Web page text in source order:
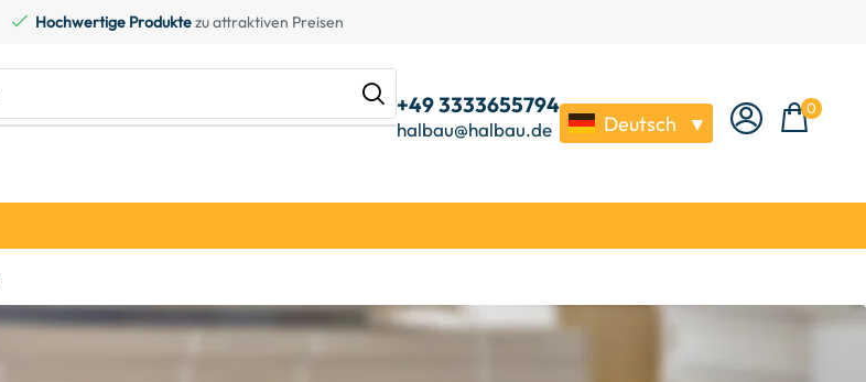
Hochwertige Produktezu attraktiven Preisen
+49 3333655794
halbau@halbau.de Deutsch ▼
0